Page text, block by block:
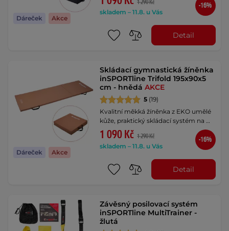
Dáreček Akce
1 290 Kč
skladem – 11.8. u Vás
-16%
Detail
Dáreček Akce
Skládací gymnastická žíněnka
inSPORTline Trifold 195x90x5
cm - hnědáAKCE
5 (19)
Kvalitní měkká žíněnka z EKO umělé
kůže, praktický skládací systém na …
1 090 Kč 1 290 Kč
skladem – 11.8. u Vás
-16%
Detail
Závěsný posilovací systém
inSPORTline MultiTrainer -
žlutá